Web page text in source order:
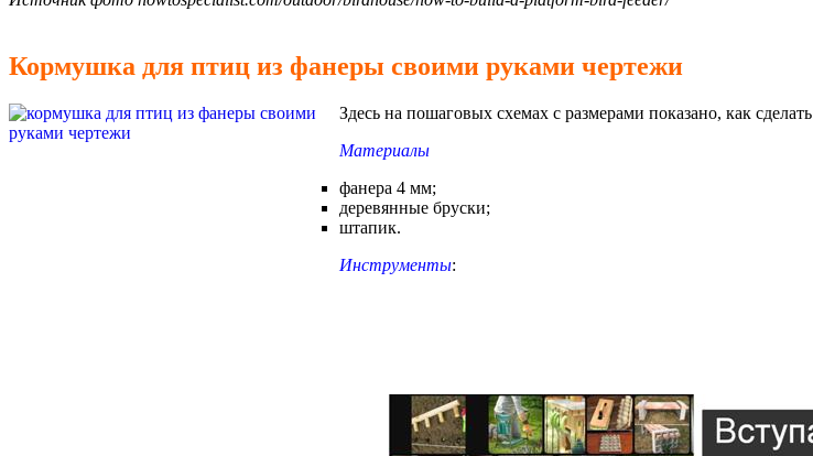
Кормушка для птиц из фанеры своими руками чертежи
Здесь на пошаговых схемах с размерами показано, как сделать
Материалы
фанера 4 мм;
деревянные бруски;
штапик.
Инструменты: